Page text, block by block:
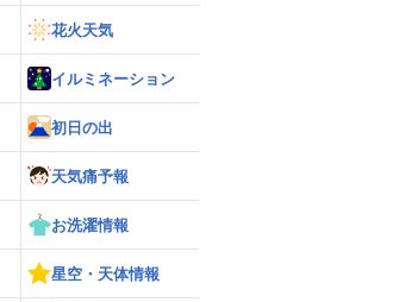
ーダー
花火天気
イルミネーション
初日の出
天気痛予報
お洗濯情報
星空・天体情報